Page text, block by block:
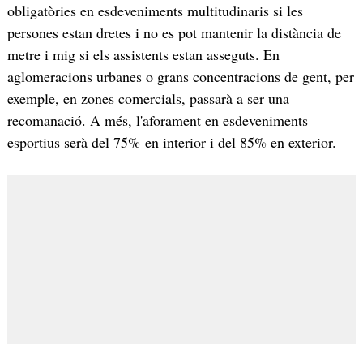
obligatòries en esdeveniments multitudinaris si les
persones estan dretes i no es pot mantenir la distància de
metre i mig si els assistents estan asseguts. En
aglomeracions urbanes o grans concentracions de gent, per
exemple, en zones comercials, passarà a ser una
recomanació. A més, l'aforament en esdeveniments
esportius serà del 75% en interior i del 85% en exterior.